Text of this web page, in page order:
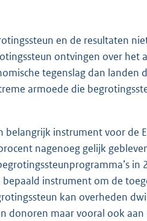
en de resultaten
ontvingen over het
tegenslag dan
armoede die
belangrijk instrument voor de
nagenoeg gelijk
instrument om de
kan overheden
donoren maar vooral ook